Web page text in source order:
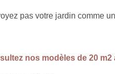
pas votre jardin comme
nos modèles de 20 m2